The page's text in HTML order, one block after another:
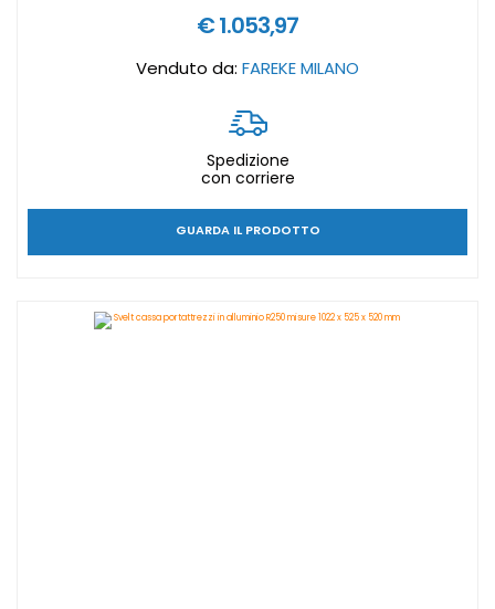
€ 1.053,97
Venduto da: FAREKE MILANO
Spedizione
con corriere
GUARDA IL PRODOTTO